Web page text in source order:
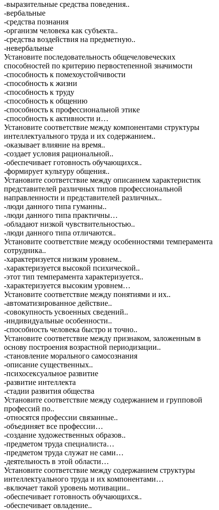
-выразительные средства поведения..
-вербальные
-средства познания
-организм человека как субъекта..
-средства воздействия на предметную..
-невербальные
Установите последовательность общечеловеческих
способностей по критерию первостепенной значимости
-способность к помехоустойчивости
-способность к жизни
-способность к труду
-способность к общению
-способность к профессиональной этике
-способность к активности и…
Установите соответствие между компонентами структуры
интеллектуального труда и их содержанием..
-оказывает влияние на время..
-создает условия рациональной..
-обеспечивает готовность обучающихся..
-формирует культуру общения..
Установите соответствие между описанием характеристик
представителей различных типов профессиональной
направленности и представителей различных..
-люди данного типа гуманны..
-люди данного типа практичны…
-обладают низкой чувствительностью..
-люди данного типа отличаются..
Установите соответствие между особенностями темперамента
сотрудника..
-характеризуется низким уровнем..
-характеризуется высокой психической..
-этот тип темперамента характеризуется..
-характеризуется высоким уровнем…
Установите соответствие между понятиями и их..
-автоматизированное действие..
-совокупность усвоенных сведений..
-индивидуальные особенности..
-способность человека быстро и точно..
Установите соответствие между признаком, заложенным в
основу построения возрастной периодизации..
-становление морального самосознания
-описание существенных..
-психосексуальное развитие
-развитие интеллекта
-стадии развития общества
Установите соответствие между содержанием и групповой
профессий по..
-относятся профессии связанные..
-объединяет все профессии…
-создание художественных образов..
-предметом труда специалиста…
-предметом труда служат не сами…
-деятельность в этой области…
Установите соответствие между содержанием структуры
интеллектуального труда и их компонентами…
-включает такой уровень мотивации..
-обеспечивает готовность обучающихся..
-обеспечивает овладение..